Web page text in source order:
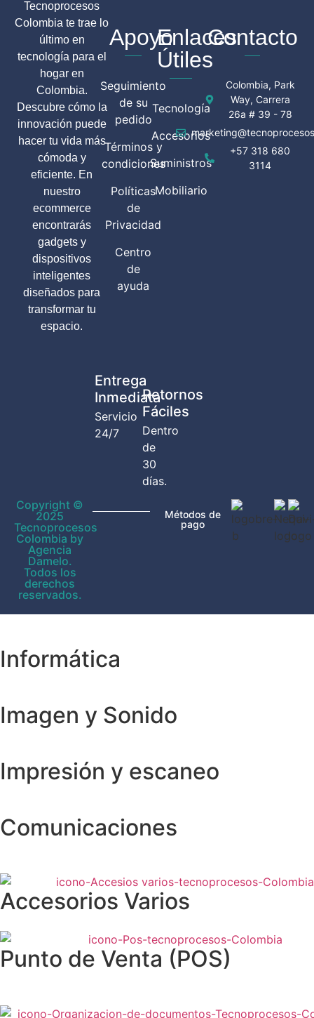
Tecnoprocesos
Colombia te trae lo
último en
tecnología para el
hogar en
Colombia.
Descubre cómo la
innovación puede
hacer tu vida más
cómoda y
eficiente. En
nuestro
ecommerce
encontrarás
gadgets y
dispositivos
inteligentes
diseñados para
transformar tu
espacio.
Entrega
Inmediata
Servicio
24/7
Retornos
Fáciles
Dentro
de
30
días.
Apoyo
Seguimiento
de su
pedido
Términos y
condiciones
Políticas
de
Privacidad
Centro
de
ayuda
Enlaces
Útiles
Tecnología
Accesorios
Suministros
Mobiliario
Contacto
Colombia, Park
Way, Carrera
26a # 39 - 78
+57 318 680
3114
Copyright ©
2025
Tecnoprocesos
Colombia by
Agencia
Damelo.
Todos los
derechos
reservados.
Métodos de
pago
Informática
Imagen y Sonido
Impresión y escaneo
Comunicaciones
Accesorios Varios
Punto de Venta (POS)